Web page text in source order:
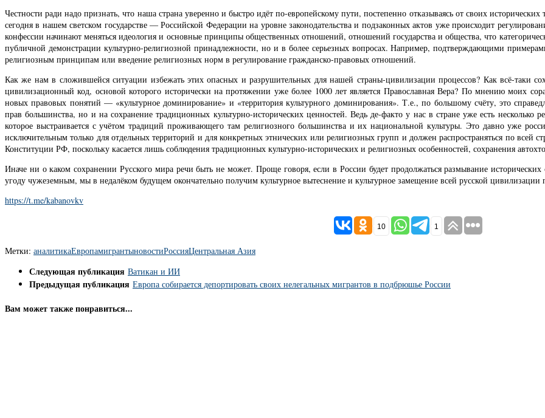
Честности ради надо признать, что наша страна уверенно и быстро идёт по-европейскому пути, постепенно отказываясь от своих
сегодня в нашем светском государстве — Российской Федерации на уровне законодательства и подзаконных актов уже происходит
конфессии начинают меняться идеология и основные принципы общественных отношений, отношений государства и общества, что
публичной демонстрации культурно-религиозной принадлежности, но и в более серьезных вопросах. Например, подтверждающими
религиозным принципам или введение религиозных норм в регулирование гражданско-правовых отношений.
Как же нам в сложившейся ситуации избежать этих опасных и разрушительных для нашей страны-цивилизации процессов? Как всё-таки
цивилизационный код, основой которого исторически на протяжении уже более 1000 лет является Православная Вера? По мнению моих
новых правовых понятий — «культурное доминирование» и «территория культурного доминирования». Т.е., по большому счёту, это
прав большинства, но и на сохранение традиционных культурно-исторических ценностей. Ведь де-факто у нас в стране уже есть несколько
которое выстраивается с учётом традиций проживающего там религиозного большинства и их национальной культуры. Это давно уже
исключительным только для отдельных территорий и для конкретных этнических или религиозных групп и должен распространяться по всей
Конституции РФ, поскольку касается лишь соблюдения традиционных культурно-исторических и религиозных особенностей, сохранения
Иначе ни о каком сохранении Русского мира речи быть не может. Проще говоря, если в России будет продолжаться размывание
угоду чужеземным, мы в недалёком будущем окончательно получим культурное вытеснение и культурное замещение всей русской цивилизации
https://t.me/kabanovkv
10 1
Метки: аналитикаЕвропамигрантыновостиРоссияЦентральная Азия
Следующая публикация Ватикан и ИИ
Предыдущая публикация Европа собирается депортировать своих нелегальных мигрантов в подбрюшье России
Вам может также понравиться...